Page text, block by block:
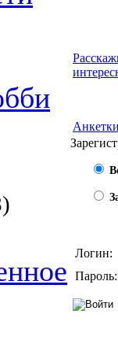
Логин:
Пароль: